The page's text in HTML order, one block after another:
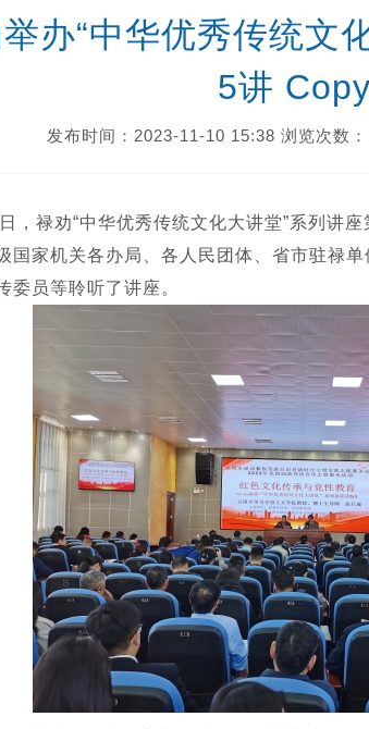
办“中华优秀传统文
5讲
发布时间：2023-11-10 15:38 浏览次数
，禄劝“中华优秀传统文化大讲堂”系列讲
国家机关各办局、各人民团体、省市驻禄
委员等聆听了讲座。